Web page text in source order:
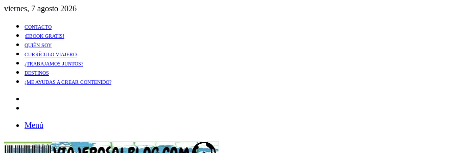
viernes, 7 agosto 2026
CONTACTO
¡EBOOK GRATIS!
QUIÉN SOY
CURRÍCULO VIAJERO
¿TRABAJAMOS JUNTOS?
DESTINOS
¿ME AYUDAS A CREAR CONTENIDO?
Menú